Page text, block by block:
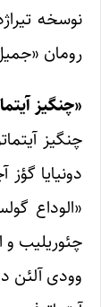
رومان
«چنگیز
دونیایا
«الوداع
چئوریلیب و
وودی آلئن